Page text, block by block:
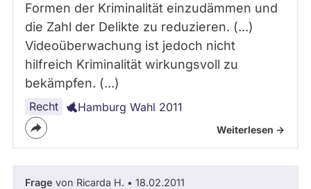
Formen der Kriminalität einzudämmen und
die Zahl der Delikte zu reduzieren. (...)
Videoüberwachung ist jedoch nicht
hilfreich Kriminalität wirkungsvoll zu
bekämpfen. (...)
Recht Hamburg Wahl 2011
Weiterlesen ->
Frage von Ricarda H. • 18.02.2011